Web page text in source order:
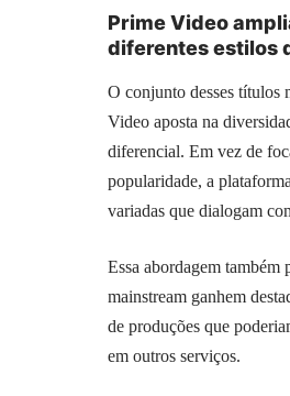
Prime Video
diferentes estilos
O conjunto desses títulos
Video aposta na
diferencial. Em vez de
popularidade, a
variadas que dialogam
Essa abordagem também
mainstream ganhem
de produções que
em outros serviços.